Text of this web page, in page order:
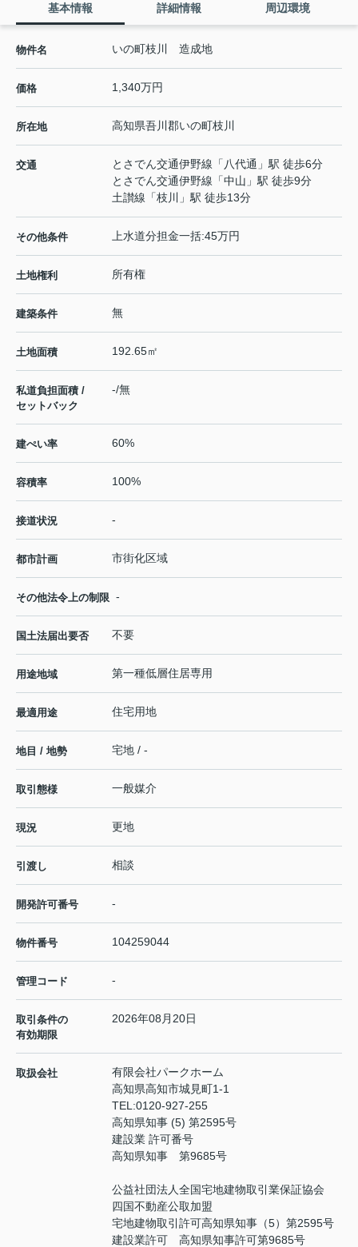
基本情報 詳細情報 周辺環境
物件名 いの町枝川 造成地
価格 1,340万円
所在地 高知県吾川郡いの町枝川
交通 とさでん交通伊野線 「 八代通 」駅 徒歩6分
とさでん交通伊野線 「中山 」駅 徒歩9分
土讃線 「枝川 」駅 徒歩13分
その他条件 上水道分担金一括:45万円
土地権利 所有権
建築条件 無
土地面積 192.65㎡
私道負担面積 /
セットバック
-/無
建ぺい率 60%
容積率 100%
接道状況 -
都市計画 市街化区域
その他法令上の制限 -
国土法届出要否 不要
用途地域 第一種低層住居専用
最適用途 住宅用地
地目 / 地勢 宅地 / -
取引態様 一般媒介
現況 更地
引渡し 相談
開発許可番号 -
物件番号 104259044
管理コード -
取引条件の
有効期限
2026年08月20日
取扱会社
有限会社パークホーム
高知県高知市城見町1-1
TEL:0120-927-255
高知県知事 (5) 第2595号
建設業 許可番号
高知県知事 第9685号
公益社団法人全国宅地建物取引業保証協会
四国不動産公取加盟
宅地建物取引許可高知県知事（5）第2595号
建設業許可 高知県知事許可第9685号